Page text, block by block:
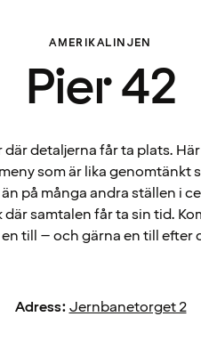
AMERIKALINJEN
Pier 42
detaljerna får ta plats.
som är lika genomtänkt
på många andra ställen i
samtalen får ta sin tid.
till – och gärna en till efter
Adress:Jernbanetorget 2